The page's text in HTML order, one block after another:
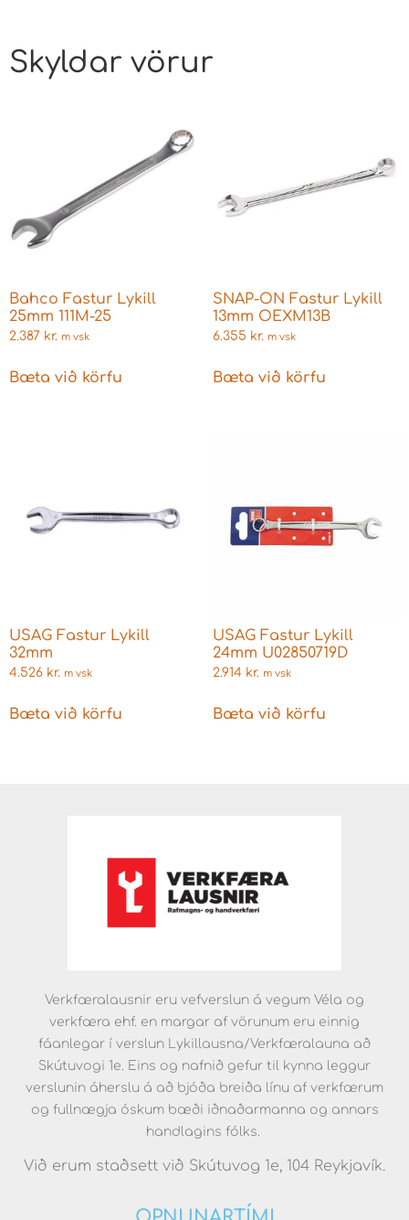
Skyldar vörur
Bahco Fastur Lykill
25mm 111M-25
2.387 kr. m vsk
Bæta við körfu
SNAP-ON Fastur Lykill
13mm OEXM13B
6.355 kr. m vsk
Bæta við körfu
USAG Fastur Lykill
32mm
4.526 kr. m vsk
Bæta við körfu
USAG Fastur Lykill
24mm U02850719D
2.914 kr. m vsk
Bæta við körfu
Verkfæralausnir eru vefverslun á vegum Véla og
verkfæra ehf. en margar af vörunum eru einnig
fáanlegar í verslun Lykillausna/Verkfæralauna að
Skútuvogi 1e. Eins og nafnið gefur til kynna leggur
verslunin áherslu á að bjóða breiða línu af verkfærum
og fullnægja óskum bæði iðnaðarmanna og annars
handlagins fólks.
Við erum staðsett við Skútuvog 1e, 104 Reykjavík.